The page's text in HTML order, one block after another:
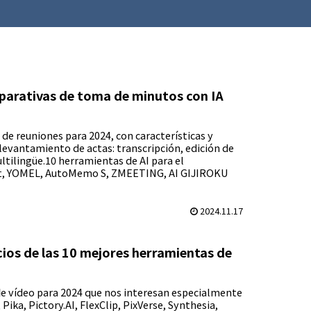
de toma de minutos con IA
reuniones para 2024, con características y
de actas: transcripción, edición de
herramientas de AI para el
AutoMemo S, ZMEETING, AI GIJIROKU
2024.11.17
de las 10 mejores herramientas de
vídeo para 2024 que nos interesan especialmente
Pictory.AI, FlexClip, PixVerse, Synthesia,